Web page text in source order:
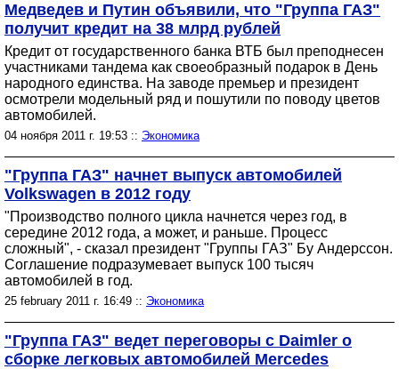
Медведев и Путин объявили, что "Группа ГАЗ"
получит кредит на 38 млрд рублей
Кредит от государственного банка ВТБ был преподнесен
участниками тандема как своеобразный подарок в День
народного единства. На заводе премьер и президент
осмотрели модельный ряд и пошутили по поводу цветов
автомобилей.
04 ноября 2011 г. 19:53 :: Экономика
"Группа ГАЗ" начнет выпуск автомобилей
Volkswagen в 2012 году
"Производство полного цикла начнется через год, в
середине 2012 года, а может, и раньше. Процесс
сложный", - сказал президент "Группы ГАЗ" Бу Андерссон.
Соглашение подразумевает выпуск 100 тысяч
автомобилей в год.
25 february 2011 г. 16:49 :: Экономика
"Группа ГАЗ" ведет переговоры с Daimler о
сборке легковых автомобилей Mercedes